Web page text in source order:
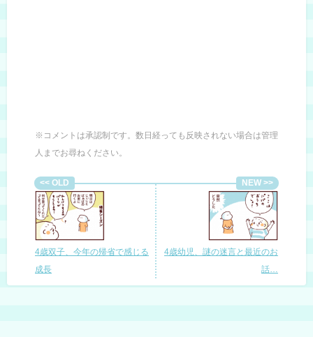
※コメントは承認制です。数日経っても反映されない場合は管理
人までお尋ねください。
4歳双子、今年の帰省で感じる
成長
4歳幼児、謎の迷言と最近のお
話…